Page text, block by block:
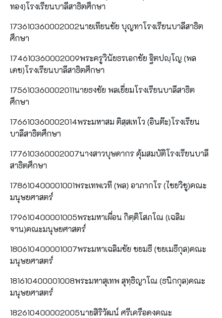
ทอง)โรงเรียนบาลีสาธิตศึกษา
173610360002002นายเทียนชัย บุญทาโรงเรียนบาลีสาธิต
ศึกษา
174610360002009พระครูวินัยธรเอกชัย ฐิตปญฺโญ (พล
เดช)โรงเรียนบาลีสาธิตศึกษา
175610360002011นายธงชัย พลเยี่ยมโรงเรียนบาลีสาธิต
ศึกษา
176610360002014พระมหาสม ติสฺสเทโว (อินต๊ะ)โรงเรียน
บาลีสาธิตศึกษา
177610360002007นางสาวบุษดากร คุ้มสมบัติโรงเรียนบาลี
สาธิตศึกษา
178610400001001พระเทพเวที (พล) อาภากโร (ไชยวิชู)คณะ
มนุษยศาสตร์
179610400001005พระมหาเผื่อน กิตฺติโสภโณ (เฉลิม
จาน)คณะมนุษยศาสตร์
180610400001007พระมหาเฉลิมชัย ชยมธี (ชยเมธีกุล)คณะ
มนุษยศาสตร์
181610400001008พระมหาสุเทพ สุทฺธิญาโณ (ธนิกกุล)คณะ
มนุษยศาสตร์
182610400002005นายสิริวัฒน์ ศรีเครือดงคณะ